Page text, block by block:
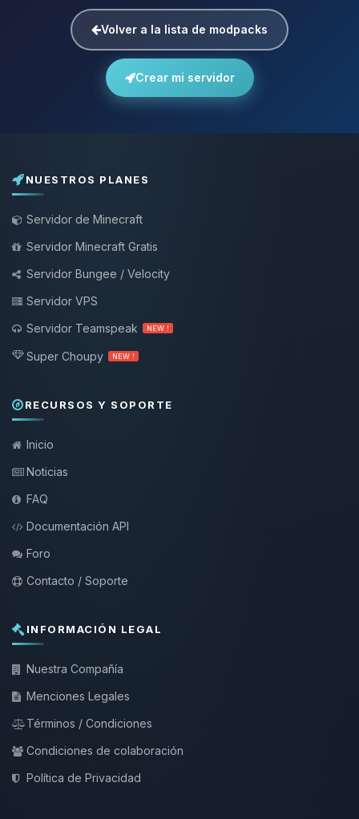
Volver a la lista de modpacks
Crear mi servidor
NUESTROS PLANES
Servidor de Minecraft
Servidor Minecraft Gratis
Servidor Bungee / Velocity
Servidor VPS
Servidor Teamspeak
NEW !
Super Choupy NEW !
RECURSOS Y SOPORTE
Inicio
Noticias
FAQ
Documentación API
Foro
Contacto / Soporte
INFORMACIÓN LEGAL
Nuestra Compañía
Menciones Legales
Términos / Condiciones
Condiciones de colaboración
Política de Privacidad